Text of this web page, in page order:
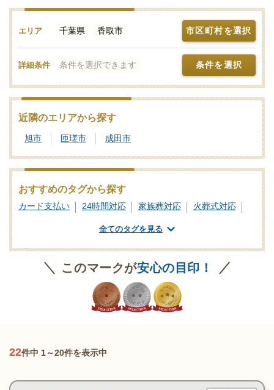
覧ください。「みんなが選んだお葬式」では、基準を満たした香
取市対応の葬儀社をご紹介しております。少しでもご不明点など
があれば、些細と思われることでも遠慮なく、お電話でご相談く
エリア 千葉県 香取市 市区町村を選択
詳細条件 条件を選択できます 条件を選択
近隣のエリアから探す
旭市 匝瑳市 成田市
おすすめのタグから探す
カード支払い 24時間対応 家族葬対応
火葬式対応
社葬対応
業界団体加盟
全てのタグを見る
このマークが安心の目印！
22件中 1～20件を表示中